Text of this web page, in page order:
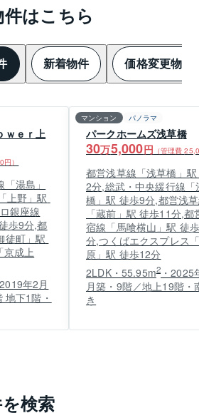
はこちら
新着物件 価格変更物件
ｗｅｒ上
円）
湯島」
上野」駅
銀座線
歩9分,都
徒町」駅
京成上
2019年2月
下1階・
マンション パノラマ
パークホームズ浅草橋
30万5,000円 （管理費
都営浅草線「浅草橋」
2分,総武・中央緩行線「
橋」駅 徒歩9分,都営浅
「蔵前」駅 徒歩11分,都
宿線「馬喰横山」駅 徒
分,つくばエクスプレス
原」駅 徒歩12分
2LDK・55.95m2 ・2025
月築・9階／地上19階・
き
検索